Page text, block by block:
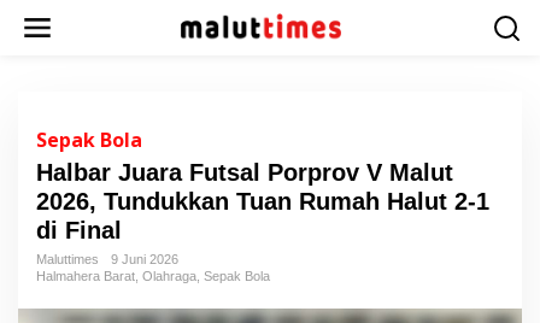
Sepak Bola
Halbar Juara Futsal Porprov V Malut
2026, Tundukkan Tuan Rumah Halut 2-1
di Final
Maluttimes
9 Juni 2026
Halmahera Barat Olahraga Sepak Bola